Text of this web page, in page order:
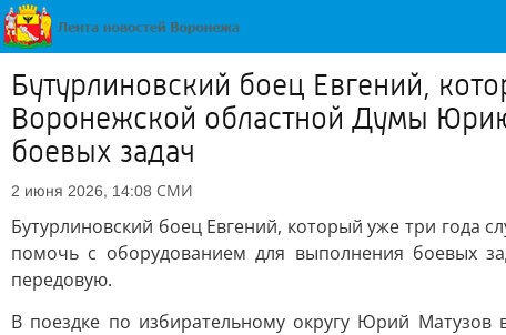
Бутурлиновский боец Евгений,
Воронежской областной Думы
боевых задач
2 июня 2026, 14:08 СМИ
Бутурлиновский боец Евгений, который уже три
помочь с оборудованием для выполнения боевых
передовую.
В поездке по избирательному округу Юрий Матузов